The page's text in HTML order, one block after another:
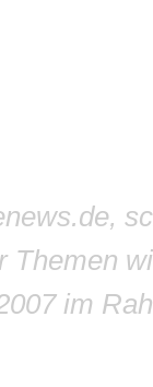
Themen
im